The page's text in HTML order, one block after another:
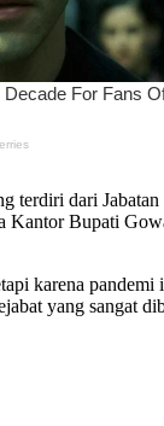
dari
Kantor Bupati
karena
yang sangat